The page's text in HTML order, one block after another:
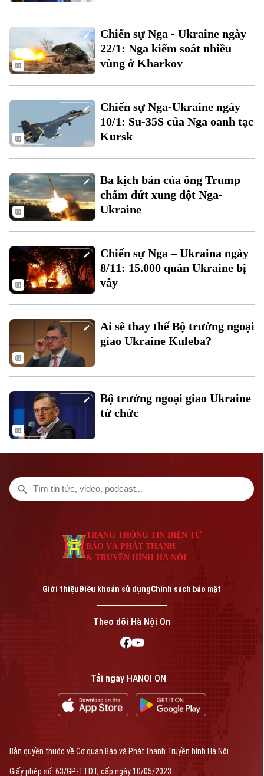
Theo dõi Hà Nội On
Doanh nghiệp
Đầu tư
Đất đai
Kinh nghiệm
Ô tô
Xe máy
Đánh giá
Giáo dục
Tin tức
Tuyển sinh
Hướng nghiệp
Văn hóa
Di tích
Dinh dưỡng
Bóng đá
Quần vợt
Golf
Giải trí
Tin tức
Sao
Điện ảnh
Thời trang
Âm nhạc
Đã phát sóng
Liên hệ đường dây nóng (bấm để gọi)
phép số: Số 63/GP-TTDT, cấp ngày 10/05/2023
TRANG THÔNG TIN ĐIỆN TỬ
CỦA CƠ QUAN BÁO VÀ PHÁT THANH TRUYỀN HÌNH HÀ NỘI
Phó Giám đốc: Nguyễn Kim Khiêm, Nguyễn Minh Đức, Nguyễn Thành Lợi
Chiến sự Nga - Ukraine ngày
22/1: Nga kiểm soát nhiều
vùng ở Kharkov
Chiến sự Nga-Ukraine ngày
10/1: Su-35S của Nga oanh tạc
Kursk
Ba kịch bản của ông Trump
chấm dứt xung đột Nga-
Ukraine
Chiến sự Nga – Ukraina ngày
8/11: 15.000 quân Ukraine bị
vây
Ai sẽ thay thế Bộ trưởng ngoại
giao Ukraine Kuleba?
Bộ trưởng ngoại giao Ukraine
từ chức
TRANG THÔNG TIN ĐIỆN TỬ
BÁO VÀ PHÁT THANH
& TRUYỀN HÌNH HÀ NỘI
Giới thiệuĐiều khoản sử dụngChính sách bảo mật
Theo dõi Hà Nội On
Tải ngay HANOI ON
Bản quyền thuộc về Cơ quan Báo và Phát thanh Truyền hình Hà Nội
Giấy phép số: 63/GP-TTĐT, cấp ngày 10/05/2023